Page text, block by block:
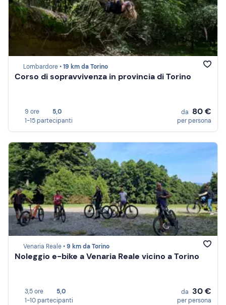
Lombardore •19 km da Torino
Corso di sopravvivenza in provincia di Torino
9 ore
5,0
1-15 partecipanti
da 80 €
per persona
Venaria Reale •9 km da Torino
Noleggio e-bike a Venaria Reale vicino a Torino
3,5 ore
5,0
1-10 partecipanti
da 30 €
per persona